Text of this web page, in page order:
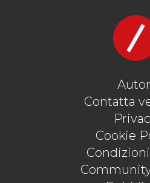
Contatta
Cookie
Condizioni